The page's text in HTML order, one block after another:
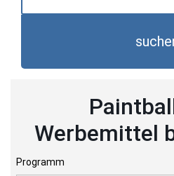
Werbemittel
Programm